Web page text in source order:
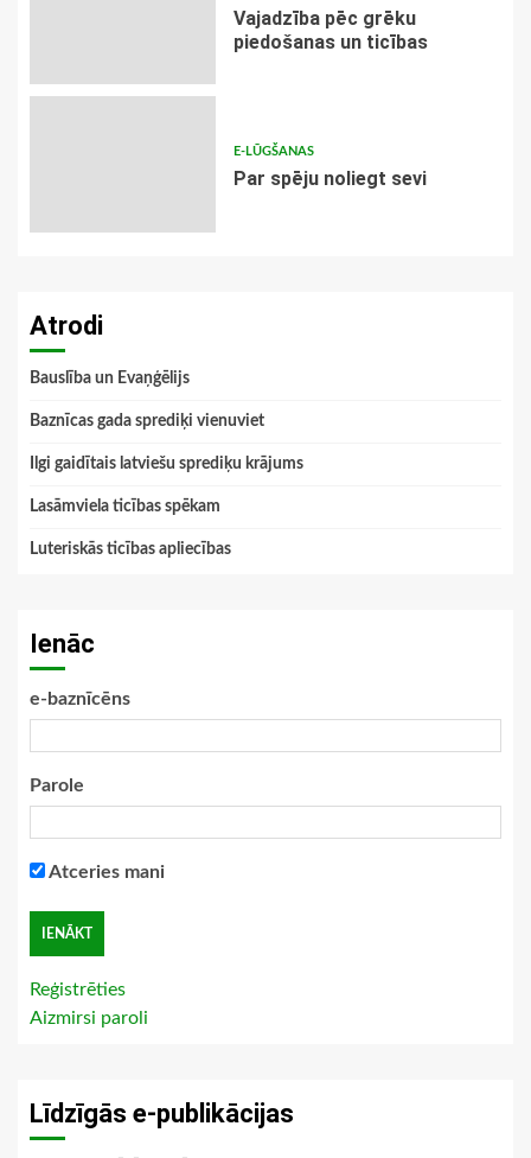
Vajadzība pēc grēku
piedošanas un ticības
E-LŪGŠANAS
Par spēju noliegt sevi
Atrodi
Bauslība un Evaņģēlijs
Baznīcas gada sprediķi vienuviet
Ilgi gaidītais latviešu sprediķu krājums
Lasāmviela ticības spēkam
Luteriskās ticības apliecības
Ienāc
e-baznīcēns
Parole
Atceries mani
Reģistrēties
Aizmirsi paroli
Līdzīgās e-publikācijas